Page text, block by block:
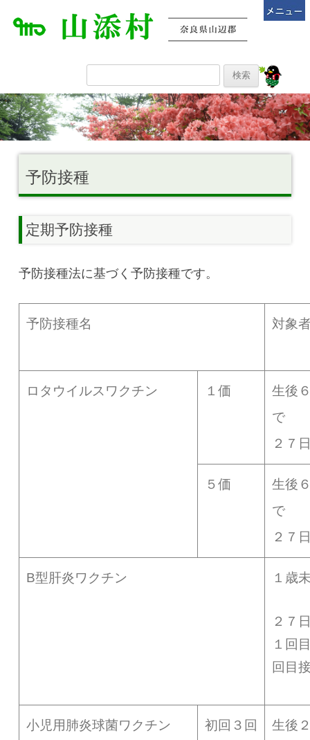
予防接種
定期予防接種
予防接種法に基づく予防接種です。
予防接種名 対象
ロタウイルスワクチン １価
生後
２７
５価
生後
２７
B型肝炎ワクチン １歳
２７
１回
回目
小児用肺炎球菌ワクチン 初回３回 生後